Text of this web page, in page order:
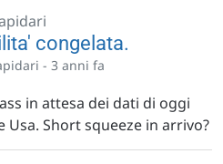
congelata.
- 3 anni fa
in attesa dei dati di oggi
Short squeeze in arrivo?